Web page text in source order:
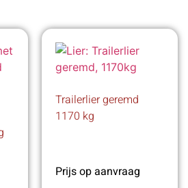
Trailerlier geremd
1170 kg
Prijs op aanvraag